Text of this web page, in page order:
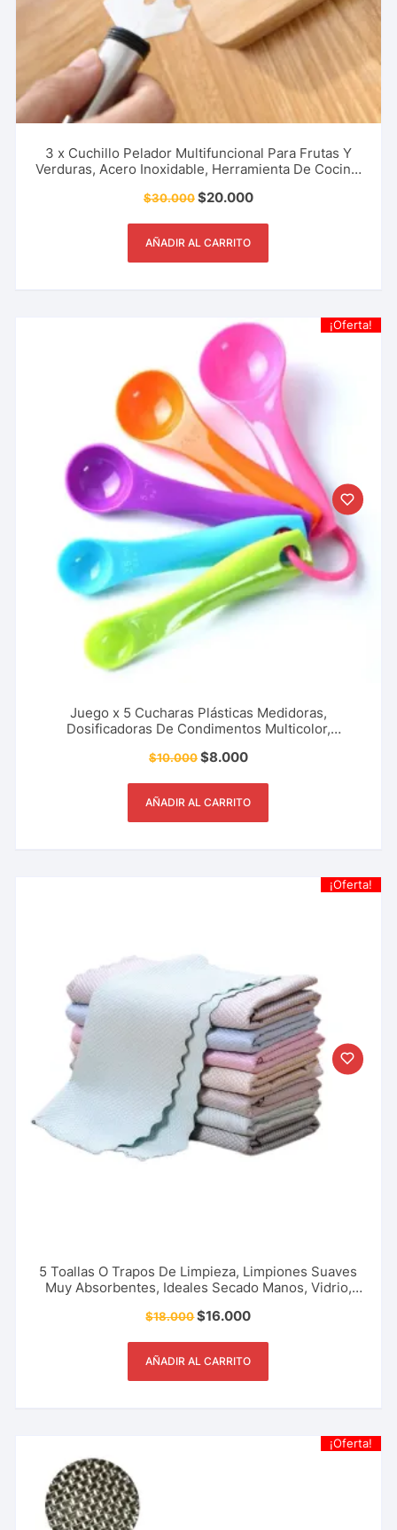
3 x Cuchillo Pelador Multifuncional Para Frutas Y
Verduras, Acero Inoxidable, Herramienta De Cocina,
$30.000$20.000
AÑADIR AL CARRITO
¡Oferta!
Juego x 5 Cucharas Plásticas Medidoras,
Dosificadoras De Condimentos Multicolor,
$10.000$8.000
AÑADIR AL CARRITO
¡Oferta!
5 Toallas O Trapos De Limpieza, Limpiones Suaves
Muy Absorbentes, Ideales Secado Manos, Vidrio,
De Hogar Y Más
$18.000$16.000
AÑADIR AL CARRITO
¡Oferta!